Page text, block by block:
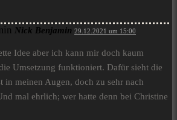
Nick Benjamin 29.12.2021 um 15:00
Idee aber ich kann mir doch kaum
Umsetzung funktioniert. Dafür sieht die
in meinen Augen, doch zu sehr nach
mal ehrlich; wer hatte denn bei Christine